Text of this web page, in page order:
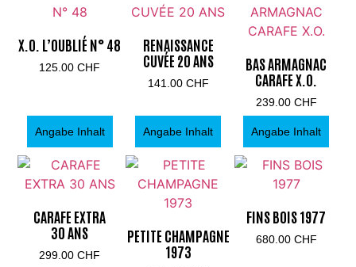
X.O. L’OUBLIÉ N° 48
125.00CHF
Angabe Inhalt
RENAISSANCE
CUVÉE 20 ANS
141.00 CHF
Angabe Inhalt
BAS ARMAGNAC
CARAFE X.O.
239.00 CHF
Angabe Inhalt
CARAFE EXTRA
30 ANS
299.00CHF
PETITE CHAMPAGNE
1973
FINS BOIS 1977
680.00 CHF